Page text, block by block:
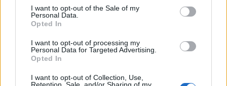
I want to opt-out of the Sale of my
Personal Data.
Opted In
I want to opt-out of processing my
Personal Data for Targeted Advertising.
Opted In
I want to opt-out of Collection, Use,
Изкуствен интелект за първи път
създаде нови жизнеспособни вируси